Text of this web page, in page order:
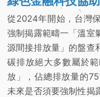
從2024年開始，台灣
強制揭露範疇一「溫室
源間接排放量」的盤查
碳排放絕大多數屬於
放」，佔總排放量的
未來是否須要強制性揭